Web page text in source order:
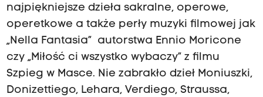
najpiękniejsze dzieła sakralne, operowe,
operetkowe a także perły muzyki filmowej jak
„Nella Fantasia” autorstwa Ennio Moricone
czy „Miłość ci wszystko wybaczy” z filmu
Szpieg w Masce. Nie zabrakło dzieł Moniuszki,
Donizettiego, Lehara, Verdiego, Straussa,